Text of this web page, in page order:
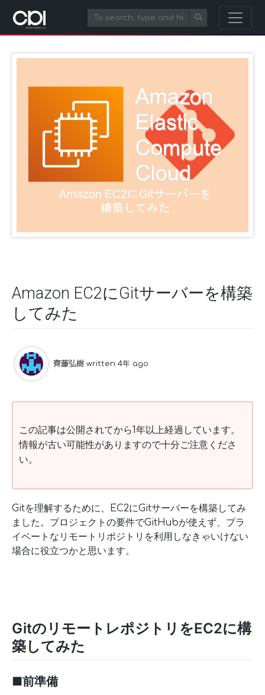
Amazon EC2にGitサーバーを構築
してみた
齊藤弘樹 written 4年 ago
この記事は公開されてから1年以上経過しています。
情報が古い可能性がありますので十分ご注意くださ
い。
Gitを理解するために、EC2にGitサーバーを構築してみ
ました。プロジェクトの要件でGitHubが使えず、プラ
イベートなリモートリポジトリを利用しなきゃいけない
場合に役立つかと思います。
GitのリモートレポジトリをEC2に構
築してみた
■前準備